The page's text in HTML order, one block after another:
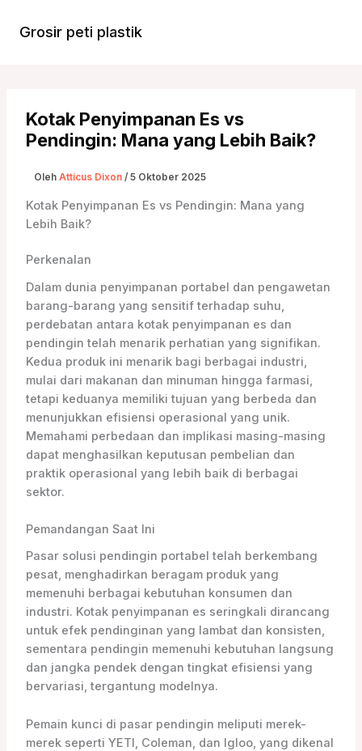
Grosir peti plastik
Kotak Penyimpanan Es vs
Pendingin: Mana yang Lebih Baik?
Oleh Atticus Dixon / 5 Oktober 2025
Kotak Penyimpanan Es vs Pendingin: Mana yang
Lebih Baik?
Perkenalan
Dalam dunia penyimpanan portabel dan pengawetan
barang-barang yang sensitif terhadap suhu,
perdebatan antara kotak penyimpanan es dan
pendingin telah menarik perhatian yang signifikan.
Kedua produk ini menarik bagi berbagai industri,
mulai dari makanan dan minuman hingga farmasi,
tetapi keduanya memiliki tujuan yang berbeda dan
menunjukkan efisiensi operasional yang unik.
Memahami perbedaan dan implikasi masing-masing
dapat menghasilkan keputusan pembelian dan
praktik operasional yang lebih baik di berbagai
sektor.
Pemandangan Saat Ini
Pasar solusi pendingin portabel telah berkembang
pesat, menghadirkan beragam produk yang
memenuhi berbagai kebutuhan konsumen dan
industri. Kotak penyimpanan es seringkali dirancang
untuk efek pendinginan yang lambat dan konsisten,
sementara pendingin memenuhi kebutuhan langsung
dan jangka pendek dengan tingkat efisiensi yang
bervariasi, tergantung modelnya.
Pemain kunci di pasar pendingin meliputi merek-
merek seperti YETI, Coleman, dan Igloo, yang dikenal